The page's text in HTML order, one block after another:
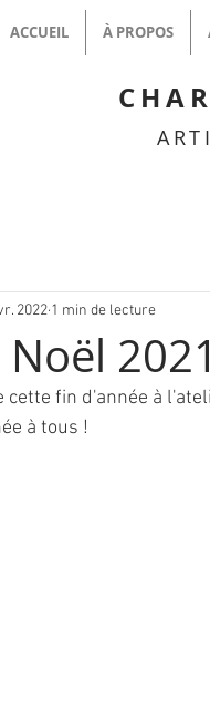
ACCUEIL À PROPOS
2021
2022 1 min de lecture
cette fin d'année à
à tous !